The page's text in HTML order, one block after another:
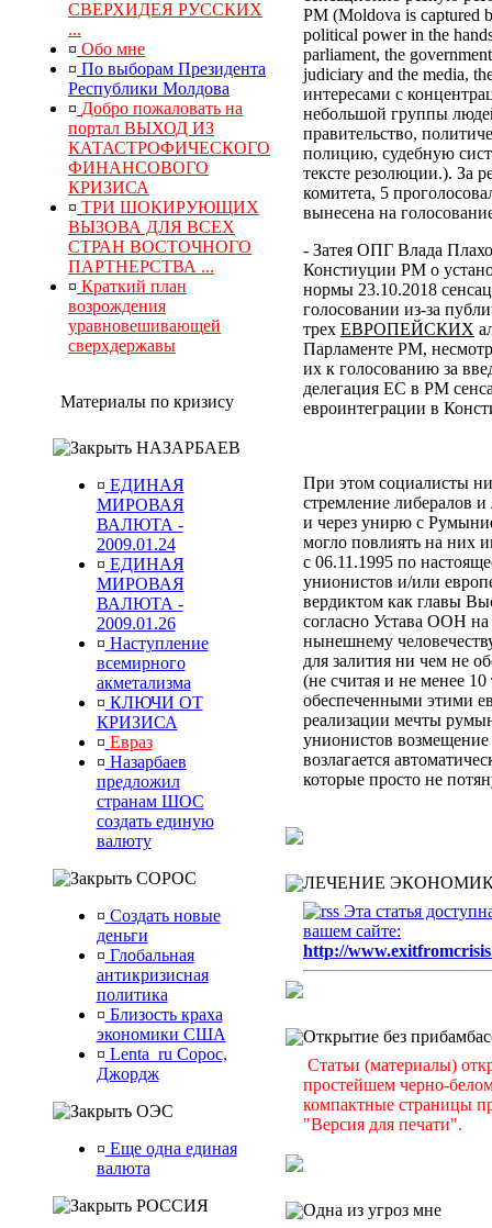
СВЕРХИДЕЯ РУССКИХ
...
¤ Обо мне
¤ По выборам Президента
Республики Молдова
¤ Добро пожаловать на
портал ВЫХОД ИЗ
КАТАСТРОФИЧЕСКОГО
ФИНАНСОВОГО
КРИЗИСА
¤ ТРИ ШОКИРУЮЩИХ
ВЫЗОВА ДЛЯ ВСЕХ
СТРАН ВОСТОЧНОГО
ПАРТНЕРСТВА ...
¤ Краткий план
возрождения
уравновешивающей
сверхдержавы
Материалы по кризису
НАЗАРБАЕВ
¤ ЕДИНАЯ
МИРОВАЯ
ВАЛЮТА -
2009.01.24
¤ ЕДИНАЯ
МИРОВАЯ
ВАЛЮТА -
2009.01.26
¤ Наступление
всемирного
акметализма
¤ КЛЮЧИ ОТ
КРИЗИСА
¤ Евраз
¤ Назарбаев
предложил
странам ШОС
создать единую
валюту
СОРОС
¤ Создать новые
деньги
¤ Глобальная
антикризисная
политика
¤ Близость краха
экономики США
¤ Lenta_ru Сорос,
Джордж
ОЭС
¤ Еще одна единая
валюта
РОССИЯ
РМ (Moldova is captured
political power in the
parliament, the
judiciary and the media,
интересами с
небольшой группы
правительство,
полицию, судебную
тексте резолюции.). За
комитета, 5
вынесена на
- Затея ОПГ Влада
Констиуции РМ о
нормы 23.10.2018
голосовании из-за
трех ЕВРОПЕЙСКИХ
Парламенте РМ,
их к голосованию за
делегация ЕС в РМ
евроинтеграции в
При этом социалисты
стремление либералов
и через унирю с
могло повлиять на них
с 06.11.1995 по
унионистов и/или
вердиктом как главы
согласно Устава ООН
нынешнему
для залития ни чем не
(не считая и не менее
обеспеченными этими
реализации мечты
унионистов возмещение
возлагается
которые просто не
ЛЕЧЕНИЕ
Эта статья
вашем сайте:
http://
Открытие без
Статьи (материалы)
простейшем черно-
компактные страницы
"Версия для печати".
Одна из угроз мне